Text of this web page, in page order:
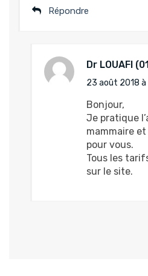
Répondre
Dr LOUAFI
23 août 2018 à
Bonjour,
Je pratique
mammaire et
pour vous.
Tous les
sur le site.